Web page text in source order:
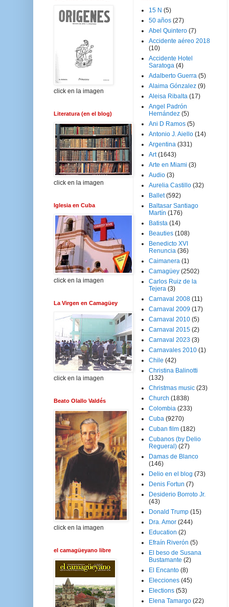
click en la imagen
Literatura (en el blog)
click en la imagen
Iglesia en Cuba
click en la imagen
La Virgen en Camagüey
click en la imagen
Beato Olallo Valdés
click en la imagen
el camagüeyano libre
15 N (5)
50 años (27)
Abel Quintero (7)
Accidente aéreo 2018
(10)
Accidente Hotel
Saratoga (4)
Adalberto Guerra (5)
Alaima Gónzalez (9)
Aleisa Ribalta (17)
Angel Padrón
Hernández (5)
Ani D Ramos (5)
Antonio J. Aiello (14)
Argentina (331)
Art (1643)
Arte en Miami (3)
Audio (3)
Aurelia Castillo (32)
Ballet (592)
Baltasar Santiago
Martín (176)
Batista (14)
Beauties (108)
Benedicto XVI
Renuncia (36)
Caimanera (1)
Camagüey (2502)
Carlos Ruiz de la
Tejera (3)
Carnaval 2008 (11)
Carnaval 2009 (17)
Carnaval 2010 (5)
Carnaval 2015 (2)
Carnaval 2023 (3)
Carnavales 2010 (1)
Chile (42)
Christina Balinotti
(132)
Christmas music (23)
Church (1838)
Colombia (233)
Cuba (9270)
Cuban film (182)
Cubanos (by Delio
Regueral) (27)
Damas de Blanco
(146)
Delio en el blog (73)
Denis Fortun (7)
Desiderio Borroto Jr.
(43)
Donald Trump (15)
Dra. Amor (244)
Education (2)
Efraín Riverón (5)
El beso de Susana
Bustamante (2)
El Encanto (8)
Elecciones (45)
Elections (53)
Elena Tamargo (22)